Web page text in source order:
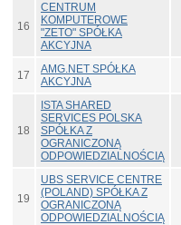
16
CENTRUM
KOMPUTEROWE
"ZETO" SPÓŁKA
AKCYJNA
17
AMG.NET SPÓŁKA
AKCYJNA
18
ISTA SHARED
SERVICES POLSKA
SPÓŁKA Z
OGRANICZONĄ
ODPOWIEDZIALNOŚCIĄ
19
UBS SERVICE CENTRE
(POLAND) SPÓŁKA Z
OGRANICZONĄ
ODPOWIEDZIALNOŚCIĄ